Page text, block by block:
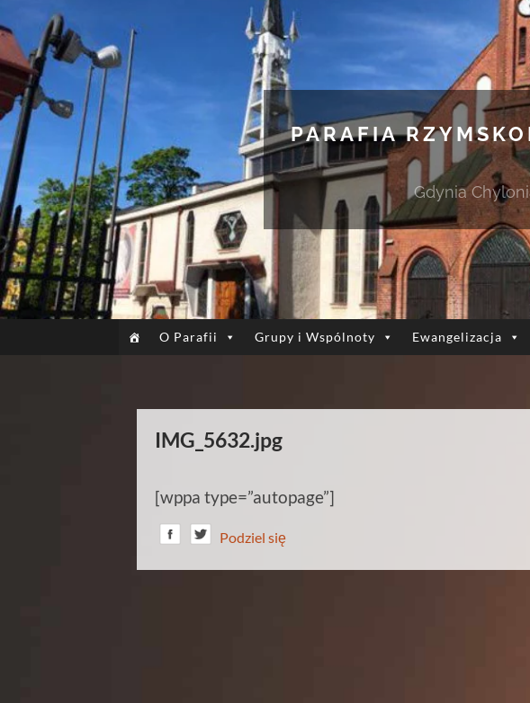
PARAFIA
Gdynia
O Parafii Grupy i Wspólnoty Ewangelizacja
IMG_5632.jpg
[wppa type=”autopage”]
Podziel się